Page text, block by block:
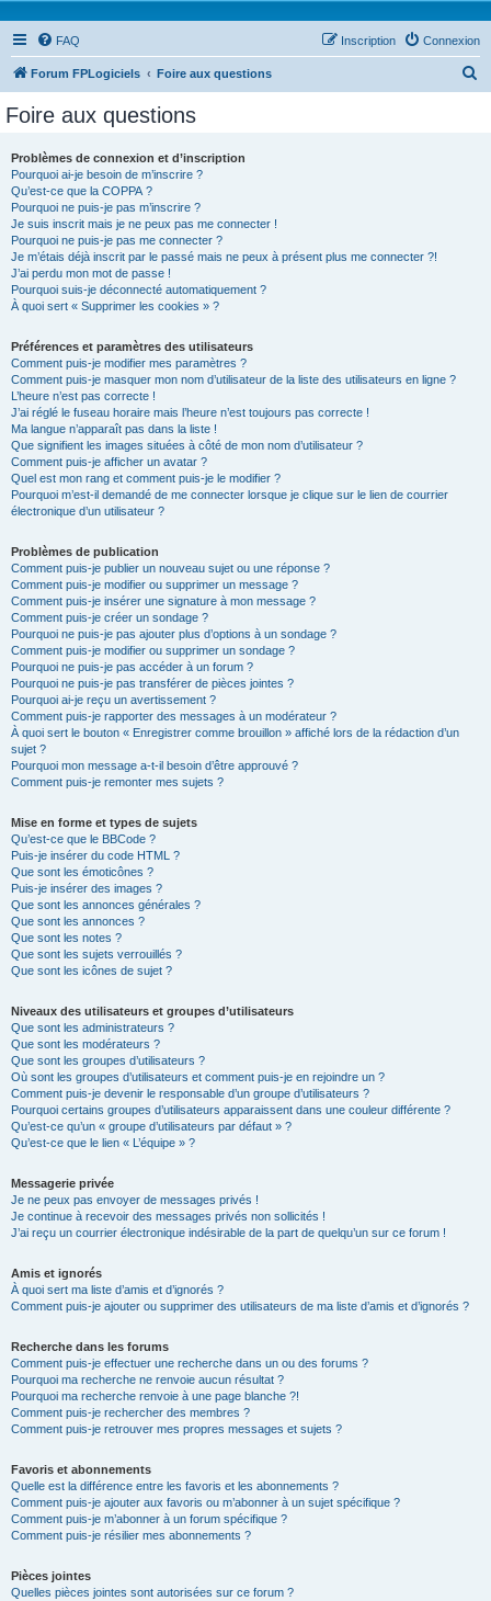
FAQ Connexion
Inscription
Forum FPLogiciels Foire aux questions
Foire aux questions
Problèmes de connexion et d’inscription
Pourquoi ai-je besoin de m’inscrire ?
Qu’est-ce que la COPPA ?
Pourquoi ne puis-je pas m’inscrire ?
Je suis inscrit mais je ne peux pas me connecter !
Pourquoi ne puis-je pas me connecter ?
Je m’étais déjà inscrit par le passé mais ne peux à présent plus me connecter ?!
J’ai perdu mon mot de passe !
Pourquoi suis-je déconnecté automatiquement ?
À quoi sert « Supprimer les cookies » ?
Préférences et paramètres des utilisateurs
Comment puis-je modifier mes paramètres ?
Comment puis-je masquer mon nom d’utilisateur de la liste des utilisateurs en ligne ?
L’heure n’est pas correcte !
J’ai réglé le fuseau horaire mais l’heure n’est toujours pas correcte !
Ma langue n’apparaît pas dans la liste !
Que signifient les images situées à côté de mon nom d’utilisateur ?
Comment puis-je afficher un avatar ?
Quel est mon rang et comment puis-je le modifier ?
Pourquoi m’est-il demandé de me connecter lorsque je clique sur le lien de courrier
électronique d’un utilisateur ?
Problèmes de publication
Comment puis-je publier un nouveau sujet ou une réponse ?
Comment puis-je modifier ou supprimer un message ?
Comment puis-je insérer une signature à mon message ?
Comment puis-je créer un sondage ?
Pourquoi ne puis-je pas ajouter plus d’options à un sondage ?
Comment puis-je modifier ou supprimer un sondage ?
Pourquoi ne puis-je pas accéder à un forum ?
Pourquoi ne puis-je pas transférer de pièces jointes ?
Pourquoi ai-je reçu un avertissement ?
Comment puis-je rapporter des messages à un modérateur ?
À quoi sert le bouton « Enregistrer comme brouillon » affiché lors de la rédaction d’un
sujet ?
Pourquoi mon message a-t-il besoin d’être approuvé ?
Comment puis-je remonter mes sujets ?
Mise en forme et types de sujets
Qu’est-ce que le BBCode ?
Puis-je insérer du code HTML ?
Que sont les émoticônes ?
Puis-je insérer des images ?
Que sont les annonces générales ?
Que sont les annonces ?
Que sont les notes ?
Que sont les sujets verrouillés ?
Que sont les icônes de sujet ?
Niveaux des utilisateurs et groupes d’utilisateurs
Que sont les administrateurs ?
Que sont les modérateurs ?
Que sont les groupes d’utilisateurs ?
Où sont les groupes d’utilisateurs et comment puis-je en rejoindre un ?
Comment puis-je devenir le responsable d’un groupe d’utilisateurs ?
Pourquoi certains groupes d’utilisateurs apparaissent dans une couleur différente ?
Qu’est-ce qu’un « groupe d’utilisateurs par défaut » ?
Qu’est-ce que le lien « L’équipe » ?
Messagerie privée
Je ne peux pas envoyer de messages privés !
Je continue à recevoir des messages privés non sollicités !
J’ai reçu un courrier électronique indésirable de la part de quelqu’un sur ce forum !
Amis et ignorés
À quoi sert ma liste d’amis et d’ignorés ?
Comment puis-je ajouter ou supprimer des utilisateurs de ma liste d’amis et d’ignorés ?
Recherche dans les forums
Comment puis-je effectuer une recherche dans un ou des forums ?
Pourquoi ma recherche ne renvoie aucun résultat ?
Pourquoi ma recherche renvoie à une page blanche ?!
Comment puis-je rechercher des membres ?
Comment puis-je retrouver mes propres messages et sujets ?
Favoris et abonnements
Quelle est la différence entre les favoris et les abonnements ?
Comment puis-je ajouter aux favoris ou m’abonner à un sujet spécifique ?
Comment puis-je m’abonner à un forum spécifique ?
Comment puis-je résilier mes abonnements ?
Pièces jointes
Quelles pièces jointes sont autorisées sur ce forum ?